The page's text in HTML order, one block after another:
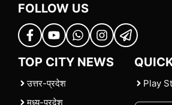
FOLLOW US
TOP CITY NEWS
उत्तर-प्रदेश
मध्य-प्रदेश
Play